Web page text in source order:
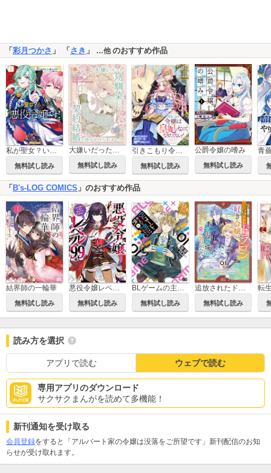
「 彩月つかさ 」 「 さき 」 …他のおすすめ作品
私が聖女？いいえ、悪役令嬢です！～なので、全員破滅は阻止させていただきます～
無料試し読み
大嫌いだった幼馴染に、契約結婚を持ちかけられました【合本版】
無料試し読み 無料試し読み
公爵令嬢の嗜み
無料試し読み
「 B's-LOG COMICS 」のおすすめ作品
結界師の一輪華
無料試し読み
悪役令嬢レベル99 ～私は裏ボスですが魔王ではありません～
無料試し読み
BLゲームの主人公の弟であることに気がつきました
無料試し読み
追放されたドラゴン好き令嬢は、北方辺境伯の愛に気づかない
無料試し読み
読み方を選択
アプリで読む ウェブで読む
専用アプリのダウンロード
サクサクまんがを読めて多機能！
新刊通知を受け取る
会員登録をすると「アルバート家の令嬢は没落をご所望です」新刊配信のお知
らせが受け取れます。